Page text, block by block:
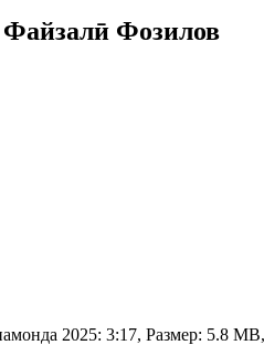
Фозилов
2025: 3:17, Размер: 5.8